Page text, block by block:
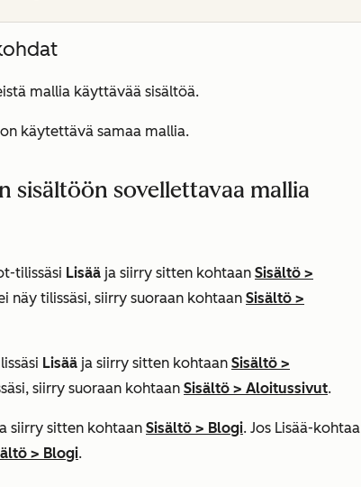
mallia käyttävää sisältöä.
käytettävä samaa mallia.
sisältöön sovellettavaa mallia
tilissäsi Lisää ja siirry sitten kohtaan Sisältö >
näy tilissäsi, siirry suoraan kohtaan Sisältö >
Lisää ja siirry sitten kohtaan Sisältö >
siirry suoraan kohtaan Sisältö > Aloitussivut.
siirry sitten kohtaan Sisältö > Blogi. Jos Lisää-kohtaa
> Blogi.